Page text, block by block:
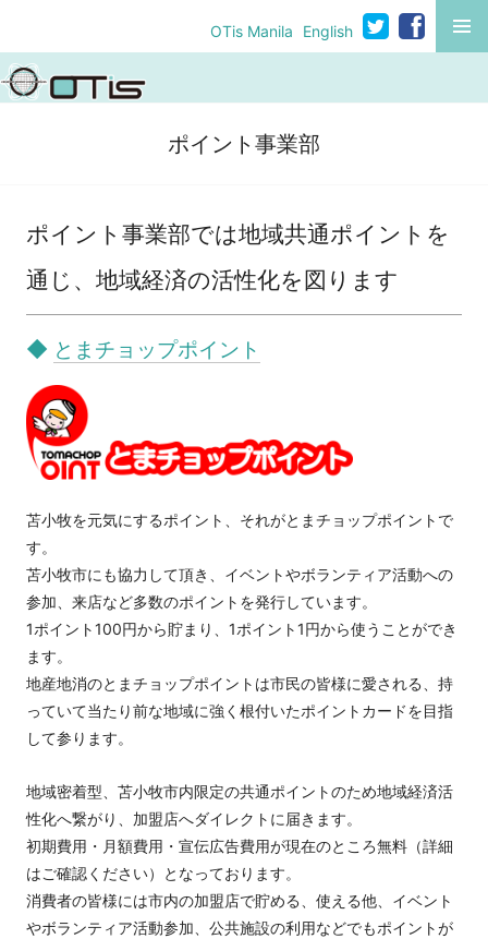
テ
ン
MENU
OTis Manila English
ポイント事業部
ポイント事業部では地域共通ポイントを
通じ、地域経済の活性化を図ります
◆ とまチョップポイント
苫小牧を元気にするポイント、それがとまチョップポイントで
す。
苫小牧市にも協力して頂き、イベントやボランティア活動への
参加、来店など多数のポイントを発行しています。
1ポイント100円から貯まり、1ポイント1円から使うことができ
ます。
地産地消のとまチョップポイントは市民の皆様に愛される、持
っていて当たり前な地域に強く根付いたポイントカードを目指
して参ります。
地域密着型、苫小牧市内限定の共通ポイントのため地域経済活
性化へ繋がり、加盟店へダイレクトに届きます。
初期費用・月額費用・宣伝広告費用が現在のところ無料（詳細
はご確認ください）となっております。
消費者の皆様には市内の加盟店で貯める、使える他、イベント
やボランティア活動参加、公共施設の利用などでもポイントが